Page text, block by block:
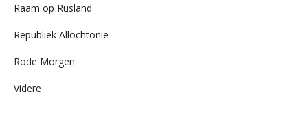
Raam op Rusland
Republiek Allochtonië
Rode Morgen
Videre